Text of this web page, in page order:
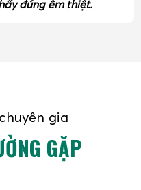
đúng êm thiệt.
gia
GẶP